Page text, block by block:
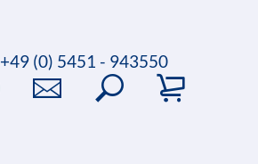
+49 (0) 5451 - 943550